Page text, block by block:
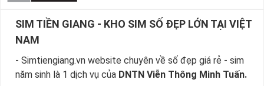
SIM TIỀN GIANG - KHO SIM SỐ ĐẸP LỚN TẠI VIỆT
NAM
- Simtiengiang.vn website chuyên về số đẹp giá rẻ - sim
năm sinh là 1 dịch vụ của DNTN Viễn Thông Minh Tuấn.